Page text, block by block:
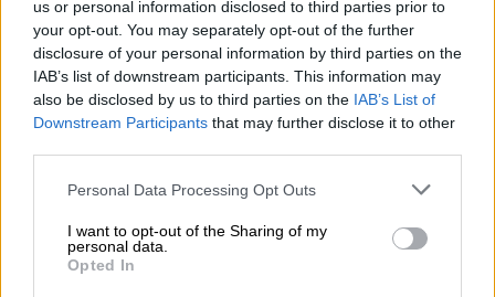
us or personal information disclosed to third parties prior to
your opt-out. You may separately opt-out of the further
disclosure of your personal information by third parties on the
IAB’s list of downstream participants. This information may
also be disclosed by us to third parties on the IAB’s List of
Downstream Participants that may further disclose it to other
Please note that this website/app uses one or more Google
not limited to your visit or usage behaviour. You may click to
grant or deny consent to Google and its third-party tags to
use your data for below specified purposes in below Google
Personal Data Processing Opt Outs
I want to opt-out of the Sharing of my
personal data.
Opted In
χρονών και 81 κιλά, οπότε ήταν δύσκολο να
τα βάλω με τους ψηλούς. Αλλά προφανώς θα
υπάρξουν στιγμές που θα χρησιμοποιήσεις
την δύναμη πάνω σε μερικούς.
Όπως κάνει ο ΛεΜπρον, έκαναν οι Τζόρνταν,
Κόμπι, Σακίλ, όλοι αυτοί είχαν πολλές
την παρουσία τους στην ρακέτα, αλλά
προφανώς προσπαθώ να δουλεύω το